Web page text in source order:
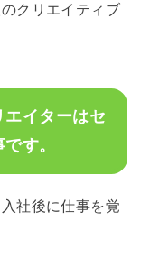
クリエイティブ
エイターはセ
す。
社後に仕事を覚